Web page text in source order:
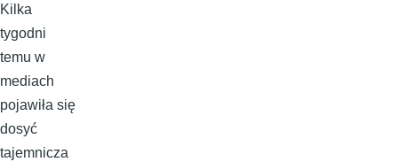
Kilka
tygodni
temu w
mediach
pojawiła się
dosyć
tajemnicza